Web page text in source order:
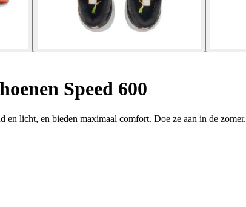
Speed 600
en licht, en bieden maximaal comfort. Doe ze aan in de zomer.